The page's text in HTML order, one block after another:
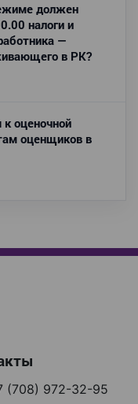
должен
налоги и
—
в РК?
оценочной
оценщиков в
(708) 972-32-95